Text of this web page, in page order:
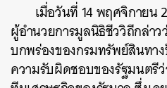
เมื่อวันที่ 14 พฤศจิกายน
ผู้อำนวยการมูลนิธิชีววิถีกล่าว
บกพร่องของกรมทรัพย์สินทา
ความรับผิดชอบของรัฐมนตรี